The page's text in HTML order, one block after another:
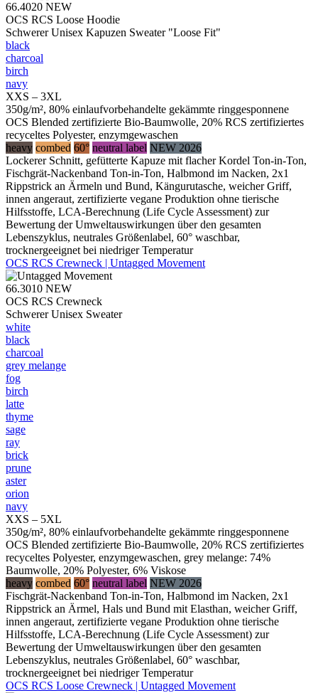
66.4020 NEW
OCS RCS Loose Hoodie
Schwerer Unisex Kapuzen Sweater "Loose Fit"
black
charcoal
birch
navy
XXS – 3XL
350g/m², 80% einlaufvorbehandelte gekämmte ringgesponnene
OCS Blended zertifizierte Bio-Baumwolle, 20% RCS zertifiziertes
recyceltes Polyester, enzymgewaschen
heavy combed 60° neutral label NEW 2026
Lockerer Schnitt, gefütterte Kapuze mit flacher Kordel Ton-in-Ton,
Fischgrät-Nackenband Ton-in-Ton, Halbmond im Nacken, 2x1
Rippstrick an Ärmeln und Bund, Kängurutasche, weicher Griff,
innen angeraut, zertifizierte vegane Produktion ohne tierische
Hilfsstoffe, LCA-Berechnung (Life Cycle Assessment) zur
Bewertung der Umweltauswirkungen über den gesamten
Lebenszyklus, neutrales Größenlabel, 60° waschbar,
trocknergeeignet bei niedriger Temperatur
OCS RCS Crewneck | Untagged Movement
66.3010 NEW
OCS RCS Crewneck
Schwerer Unisex Sweater
white
black
charcoal
grey melange
fog
birch
latte
thyme
sage
ray
brick
prune
aster
orion
navy
XXS – 5XL
350g/m², 80% einlaufvorbehandelte gekämmte ringgesponnene
OCS Blended zertifizierte Bio-Baumwolle, 20% RCS zertifiziertes
recyceltes Polyester, enzymgewaschen, grey melange: 74%
Baumwolle, 20% Polyester, 6% Viskose
heavy combed 60° neutral label NEW 2026
Fischgrät-Nackenband Ton-in-Ton, Halbmond im Nacken, 2x1
Rippstrick an Ärmel, Hals und Bund mit Elasthan, weicher Griff,
innen angeraut, zertifizierte vegane Produktion ohne tierische
Hilfsstoffe, LCA-Berechnung (Life Cycle Assessment) zur
Bewertung der Umweltauswirkungen über den gesamten
Lebenszyklus, neutrales Größenlabel, 60° waschbar,
trocknergeeignet bei niedriger Temperatur
OCS RCS Loose Crewneck | Untagged Movement